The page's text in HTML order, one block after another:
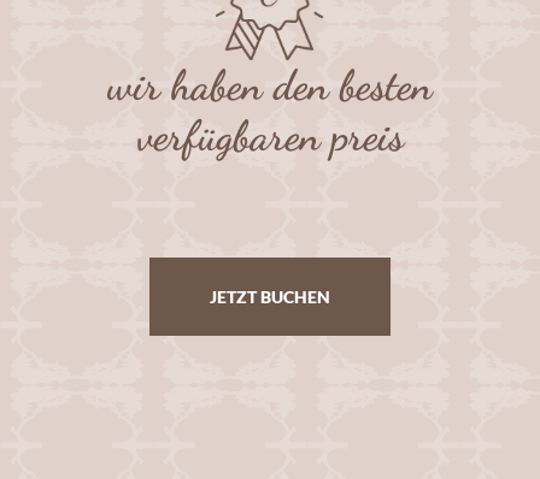
wir haben den besten
verfügbaren preis
JETZT BUCHEN